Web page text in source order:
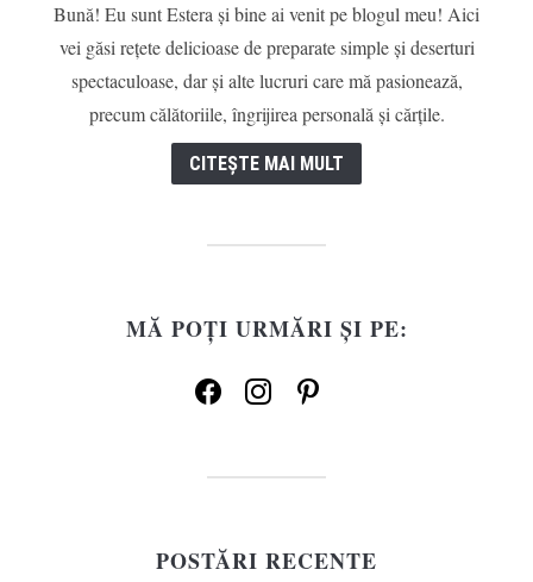
Bună! Eu sunt Estera și bine ai venit pe blogul meu! Aici
vei găsi rețete delicioase de preparate simple și deserturi
spectaculoase, dar și alte lucruri care mă pasionează,
precum călătoriile, îngrijirea personală și cărțile.
CITEȘTE MAI MULT
MĂ POȚI URMĂRI ȘI PE:
facebookinstagrampinterest
POSTĂRI RECENTE